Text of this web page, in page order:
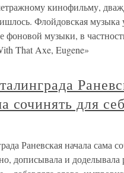
кинофильму,
Флойдовская музыка
фоновой музыки, в
That Axe, Eugene»
сочинять для
Раневская начала сама
дописывала и доделывала